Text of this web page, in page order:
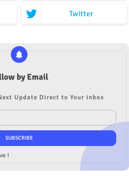
Twitter
by Email
Update Direct to Your inbox
!